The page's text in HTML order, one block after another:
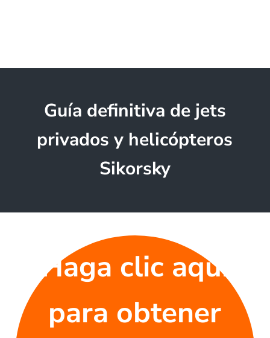
Guía definitiva de jets
privados y helicópteros
Sikorsky
Haga clic aquí
para obtener